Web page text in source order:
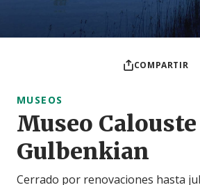
COMPARTIR
MUSEOS
Museo Calouste
Gulbenkian
Cerrado por renovaciones hasta